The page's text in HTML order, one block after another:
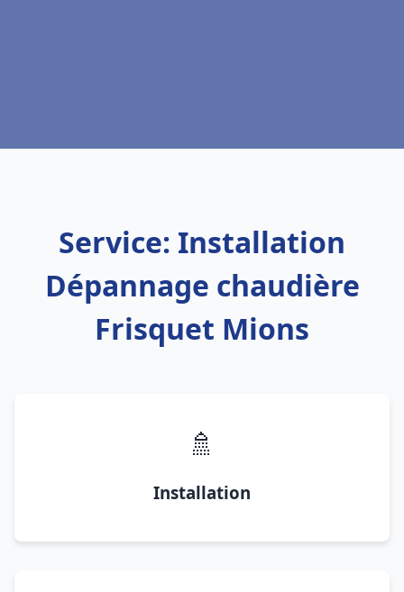
Service: Installation
Dépannage chaudière
Frisquet Mions
🚿
Installation